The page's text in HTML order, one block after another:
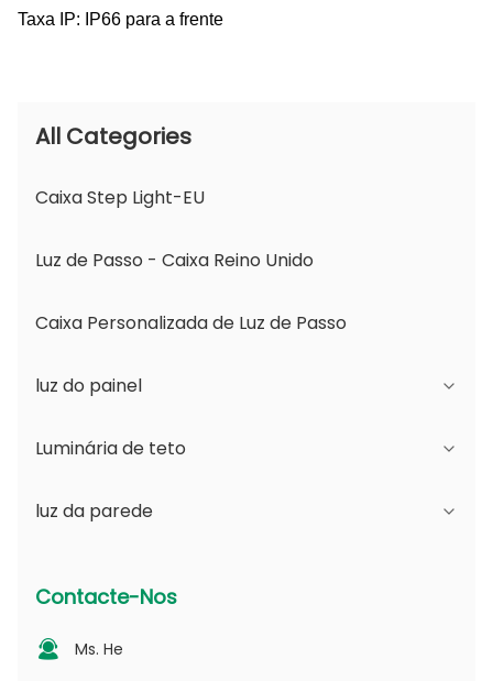
Taxa IP: IP66 para a frente
All Categories
Caixa Step Light-EU
Luz de Passo - Caixa Reino Unido
Caixa Personalizada de Luz de Passo
luz do painel
Série JDL
Série DSDL
Série MDL
Luminária de teto
Série JCL
Série fotovoltaica
luz da parede
Abertura Mutável
Série D - Placa de Guia de Luz Pontilhada
Contacte-Nos
Ms. He